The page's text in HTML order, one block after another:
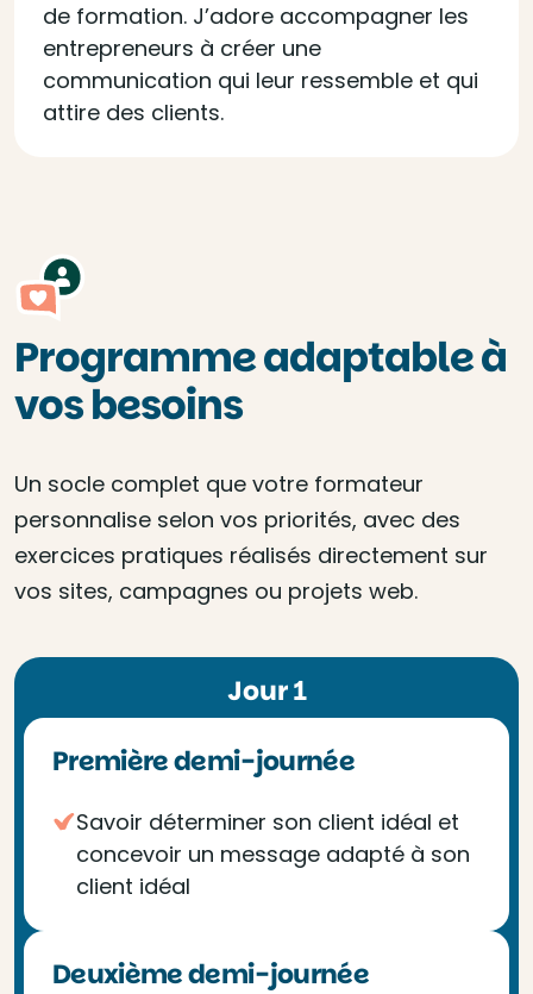
de formation. J’adore accompagner les
entrepreneurs à créer une
communication qui leur ressemble et qui
attire des clients.
Programme adaptable à
vos besoins
Un socle complet que votre formateur
personnalise selon vos priorités, avec des
exercices pratiques réalisés directement sur
vos sites, campagnes ou projets web.
Jour 1
Première demi-journée
Savoir déterminer son client idéal et
concevoir un message adapté à son
client idéal
Deuxième demi-journée